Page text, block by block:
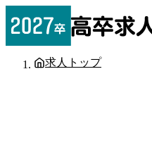
求人トップ